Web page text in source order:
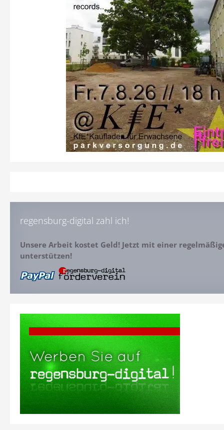
regensburg-digital zahl ich!
Unsere Arbeit kostet Geld! Jetzt mit einer
unterstützen!